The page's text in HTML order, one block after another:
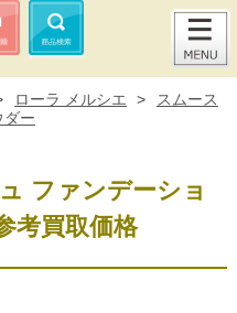
ローラ メルシエ >
スムース
ダー
ファンデーショ
考買取価格